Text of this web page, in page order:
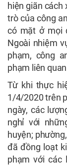
hiện giãn cách
trò của công
có mặt ở mọi
Ngoài nhiệm
phạm, công
phạm liên
Từ khi thực
1/4/2020 trên
ngày, các
nghỉ với
huyện;
đã đồng loạt
phạm với các